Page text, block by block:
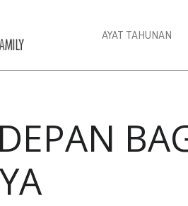
AYAT TAHUNAN